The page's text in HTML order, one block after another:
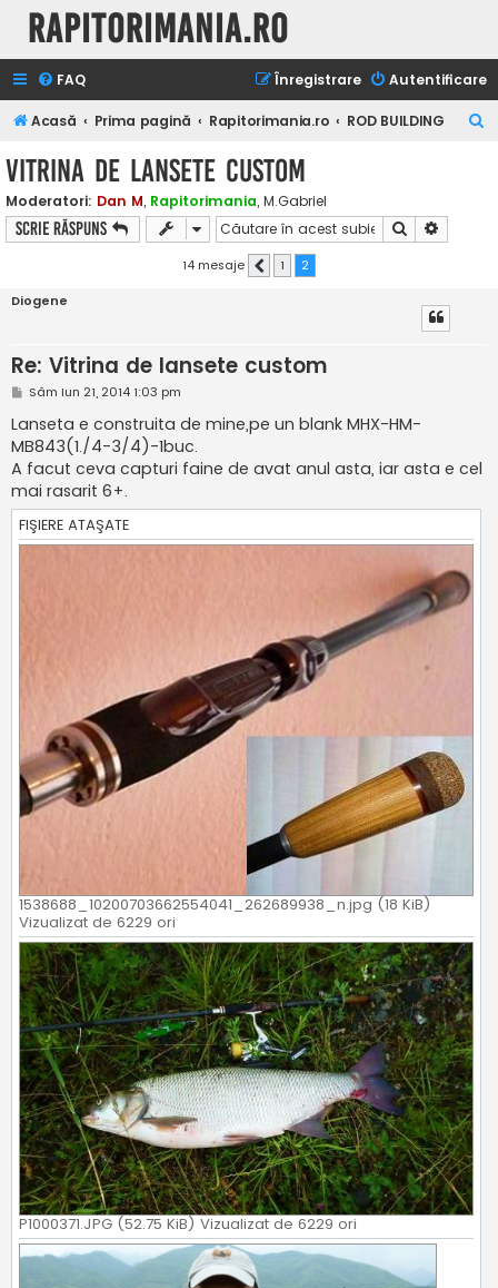
Rapitorimania.ro
FAQ Autentificare
Înregistrare
Acasă Prima pagină Rapitorimania.ro ROD BUILDING
Vitrina de lansete custom
Moderatori: Dan M, Rapitorimania, M.Gabriel
Scrie răspuns Căutare
14 mesaje Anterior
1
2
Diogene
Re: Vitrina de lansete custom
M
s
a
j
Sâm Iun 21, 2014 1:03 pm
Lanseta e construita de mine,pe un blank MHX-HM-
MB843(1./4-3/4)-1buc.
A facut ceva capturi faine de avat anul asta, iar asta e cel
mai rasarit 6+.
FIŞIERE ATAŞATE
1538688_10200703662554041_262689938_n.jpg (18 KiB)
Vizualizat de 6229 ori
P1000371.JPG (52.75 KiB) Vizualizat de 6229 ori